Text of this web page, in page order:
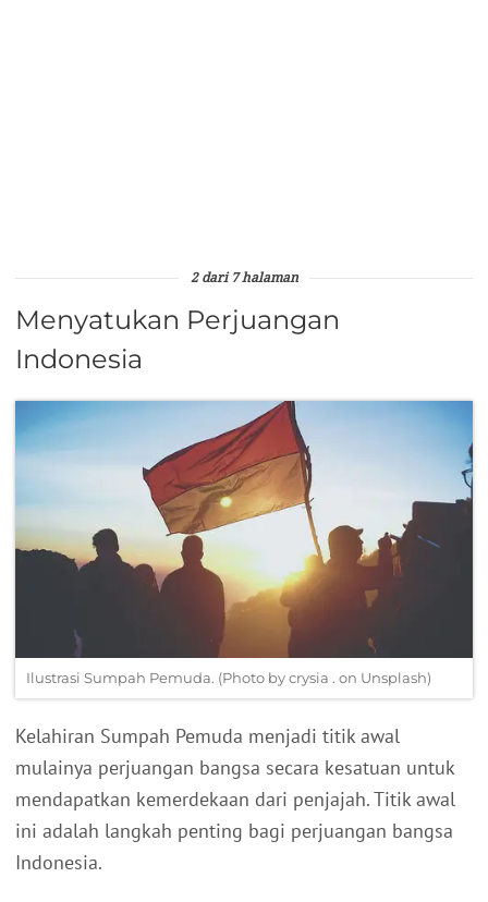
2 dari 7 halaman
Menyatukan Perjuangan
Indonesia
Ilustrasi Sumpah Pemuda. (Photo by crysia . on Unsplash)
Kelahiran Sumpah Pemuda menjadi titik awal
mulainya perjuangan bangsa secara kesatuan untuk
mendapatkan kemerdekaan dari penjajah. Titik awal
ini adalah langkah penting bagi perjuangan bangsa
Indonesia.